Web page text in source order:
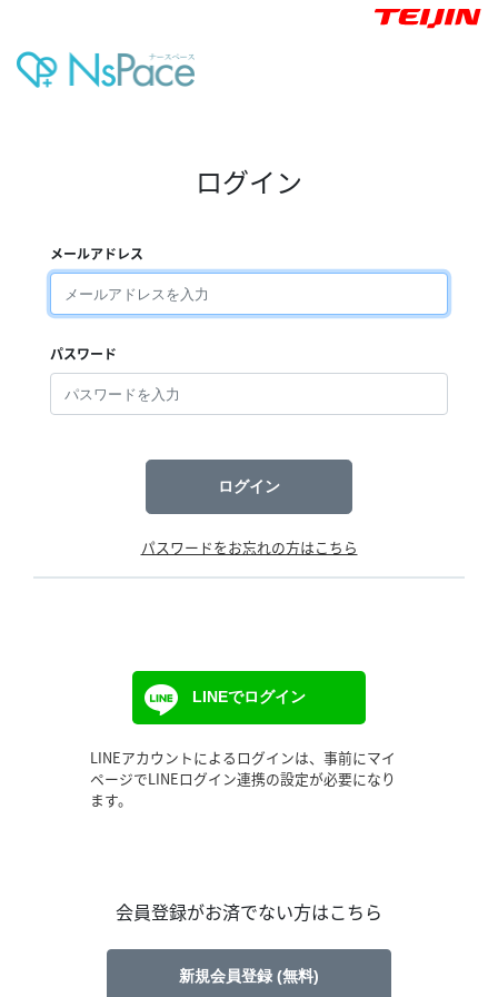
ログイン
メールアドレス
パスワード
ログイン
パスワードをお忘れの方はこちら
LINEでログイン
LINEアカウントによるログインは、事前にマイ
ページでLINEログイン連携の設定が必要になり
ます。
会員登録がお済でない方はこちら
新規会員登録 (無料)